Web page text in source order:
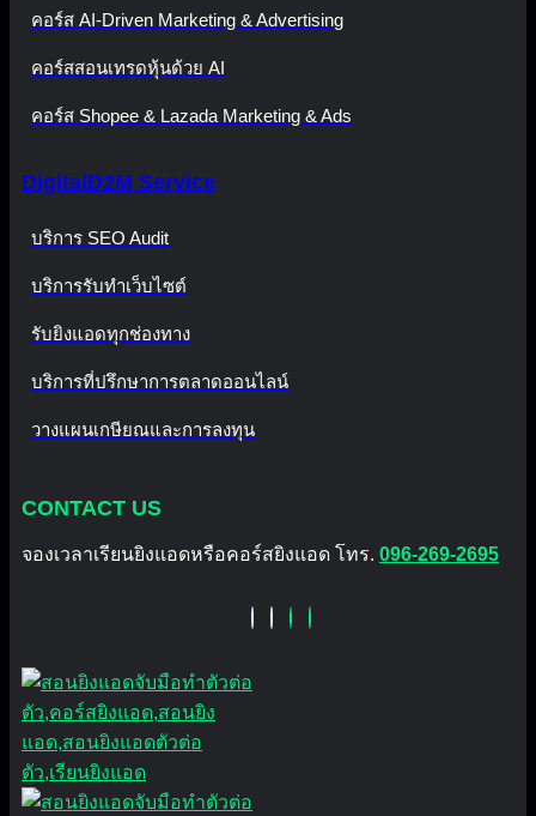
คอร์ส AI-Driven Marketing & Advertising
คอร์สสอนเทรดหุ้นด้วย AI
คอร์ส Shopee & Lazada Marketing & Ads
DigitalD2M Service
บริการ SEO Audit
บริการรับทำเว็บไซต์
รับยิงแอดทุกช่องทาง
บริการที่ปรึกษาการตลาดออนไลน์
วางแผนเกษียณและการลงทุน
CONTACT US
จองเวลาเรียนยิงแอดหรือคอร์สยิงแอด โทร. 096-269-2695